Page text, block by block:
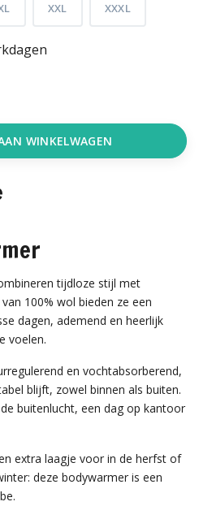
XXL XXXL
WINKELWAGEN
tijdloze stijl met
100% wol bieden ze een
dagen, ademend en heerlijk
voelen.
en vochtabsorberend,
blijft, zowel binnen als buiten.
buitenlucht, een dag op kantoor
extra laagje voor in de herfst of
deze bodywarmer is een